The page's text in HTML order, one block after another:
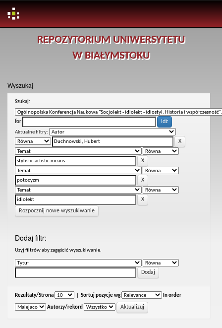
REPOZYTORIUM UNIWERSYTETU
W BIAŁYMSTOKU
Wyszukaj
Szukaj:
for
Aktualne filtry:
Rozpocznij nowe wyszukiwanie
Dodaj filtr:
Uzyj filtrów aby zagęścić wyszukiwanie.
Rezultaty/Strona Sortuj pozycje wg In order
Autorzy/rekord